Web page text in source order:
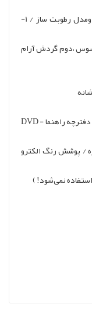
قابلیت اتصال به رطوبت ساز : قابلیت نصب دومدل رطوبت ساز / 1-
،دوم گردش آرام
لوازم همراه : سبد هچر - شانه‌های جوجه کشی - دفترچه راهنما - DVD
/ پوشش رنگ الکترو
نمی‌شود! )